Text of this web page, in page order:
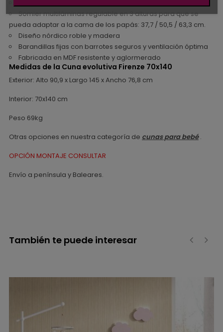
Somier multiláminas regulable en 3 alturas para que se
pueda adaptar a la cama de los papás: 37,7 / 50,5 / 63,3 cm.
Diseño nórdico roble y madera
Barandillas fijas con barrotes seguros y ventilación óptima
Fabricada en MDF resistente y aglormerado
Medidas de la Cuna evolutiva Firenze 70x140
Exterior: Alto 90,9 x Largo 145 x Ancho 76,8 cm
Interior: 70x140 cm
Peso 69kg
Otras opciones en nuestra categoría de cunas para bebé.
OPCIÓN MONTAJE CONSULTAR
Envío a península y Baleares.
También te puede interesar